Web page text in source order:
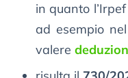
in quanto
ad esempio
valere